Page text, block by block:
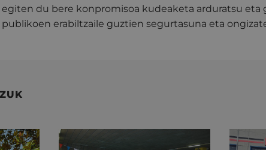
egiten du bere konpromisoa kudeaketa arduratsu eta
publikoen erabiltzaile guztien segurtasuna eta